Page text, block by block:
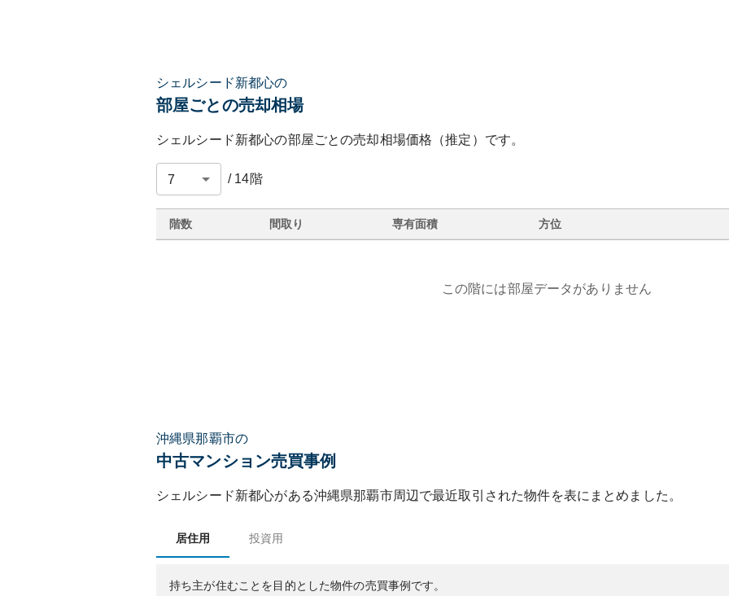
シェルシード新都心の
部屋ごとの売却相場
シェルシード新都心の部屋ごとの売却相場価格（推定）です。
/ 14階
階数 間取り 専有面積 方位
この階には部屋データがありません
沖縄県那覇市の
中古マンション売買事例
シェルシード新都心がある沖縄県那覇市周辺で最近取引された物件を表にまとめました。
居住用 投資用
持ち主が住むことを目的とした物件の売買事例です。